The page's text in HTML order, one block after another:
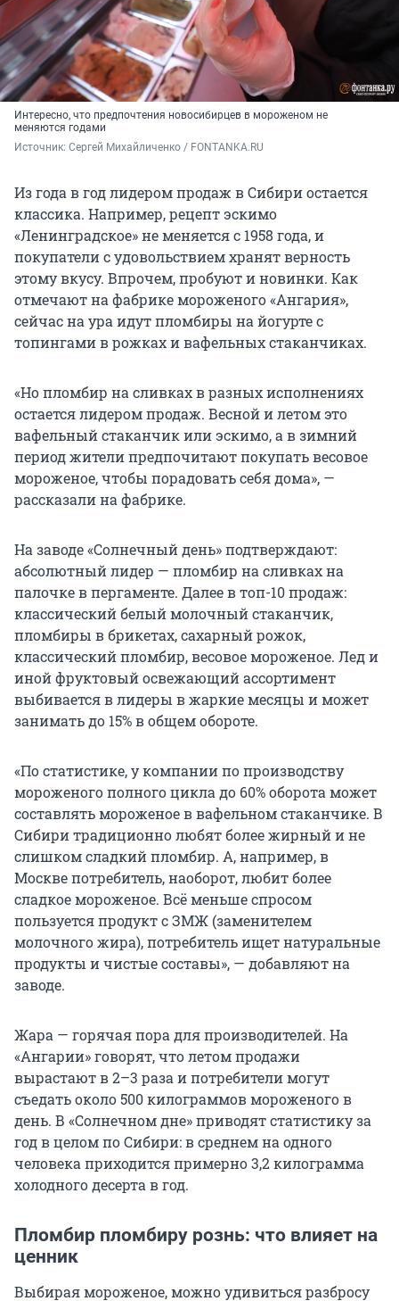
Интересно, что предпочтения новосибирцев в мороженом не
меняются годами
Источник: Сергей Михайличенко / FONTANKA.RU
Из года в год лидером продаж в Сибири остается
классика. Например, рецепт эскимо
«Ленинградское» не меняется с 1958 года, и
покупатели с удовольствием хранят верность
этому вкусу. Впрочем, пробуют и новинки. Как
отмечают на фабрике мороженого «Ангария»,
сейчас на ура идут пломбиры на йогурте с
топингами в рожках и вафельных стаканчиках.
«Но пломбир на сливках в разных исполнениях
остается лидером продаж. Весной и летом это
вафельный стаканчик или эскимо, а в зимний
период жители предпочитают покупать весовое
мороженое, чтобы порадовать себя дома», —
рассказали на фабрике.
На заводе «Солнечный день» подтверждают:
абсолютный лидер — пломбир на сливках на
палочке в пергаменте. Далее в топ-10 продаж:
классический белый молочный стаканчик,
пломбиры в брикетах, сахарный рожок,
классический пломбир, весовое мороженое. Лед и
иной фруктовый освежающий ассортимент
выбивается в лидеры в жаркие месяцы и может
занимать до 15% в общем обороте.
«По статистике, у компании по производству
мороженого полного цикла до 60% оборота может
составлять мороженое в вафельном стаканчике. В
Сибири традиционно любят более жирный и не
слишком сладкий пломбир. А, например, в
Москве потребитель, наоборот, любит более
сладкое мороженое. Всё меньше спросом
пользуется продукт с ЗМЖ (заменителем
молочного жира), потребитель ищет натуральные
продукты и чистые составы», — добавляют на
заводе.
Жара — горячая пора для производителей. На
«Ангарии» говорят, что летом продажи
вырастают в 2–3 раза и потребители могут
съедать около 500 килограммов мороженого в
день. В «Солнечном дне» приводят статистику за
год в целом по Сибири: в среднем на одного
человека приходится примерно 3,2 килограмма
холодного десерта в год.
Пломбир пломбиру рознь: что влияет на
ценник
Выбирая мороженое, можно удивиться разбросу